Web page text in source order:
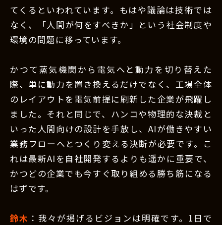
てくるといわれています。もはや議論は技術では
なく、「人間が何をすべきか」という社会制度や
環境の問題に移っています。
かつて蒸気機関から電気へと動力を切り替えた
際、単に動力を置き換えるだけでなく、工場全体
のレイアウトを電気前提に刷新した企業が飛躍し
ました。それと同じで、ハンコや物理的な決裁と
いった人間向けの設計を手放し、AIが働きやすい
業務フローへとつくり変える決断が必要です。こ
れは最新AIを自社開発するよりも遥かに重要で、
かつどの企業でも今すぐ取り組める勝ち筋になる
はずです。
鈴木 ：我々が掲げるビジョンは明確です。1日で